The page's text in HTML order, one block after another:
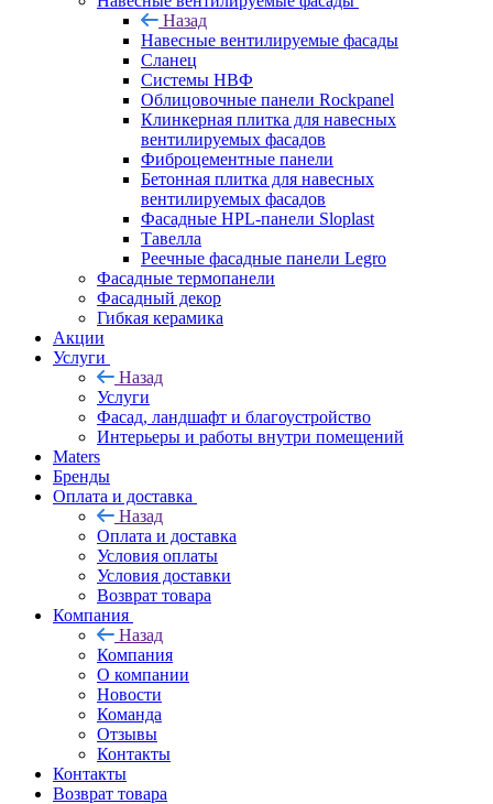
Назад
Навесные вентилируемые фасады
Сланец
Системы НВФ
Облицовочные панели Rockpanel
Клинкерная плитка для навесных
вентилируемых фасадов
Фиброцементные панели
Бетонная плитка для навесных
вентилируемых фасадов
Фасадные HPL-панели Sloplast
Тавелла
Реечные фасадные панели Legro
Фасадные термопанели
Фасадный декор
Гибкая керамика
Акции
Услуги
Назад
Услуги
Фасад, ландшафт и благоустройство
Интерьеры и работы внутри помещений
Maters
Бренды
Оплата и доставка
Назад
Оплата и доставка
Условия оплаты
Условия доставки
Возврат товара
Компания
Назад
Компания
О компании
Новости
Команда
Отзывы
Контакты
Контакты
Возврат товара